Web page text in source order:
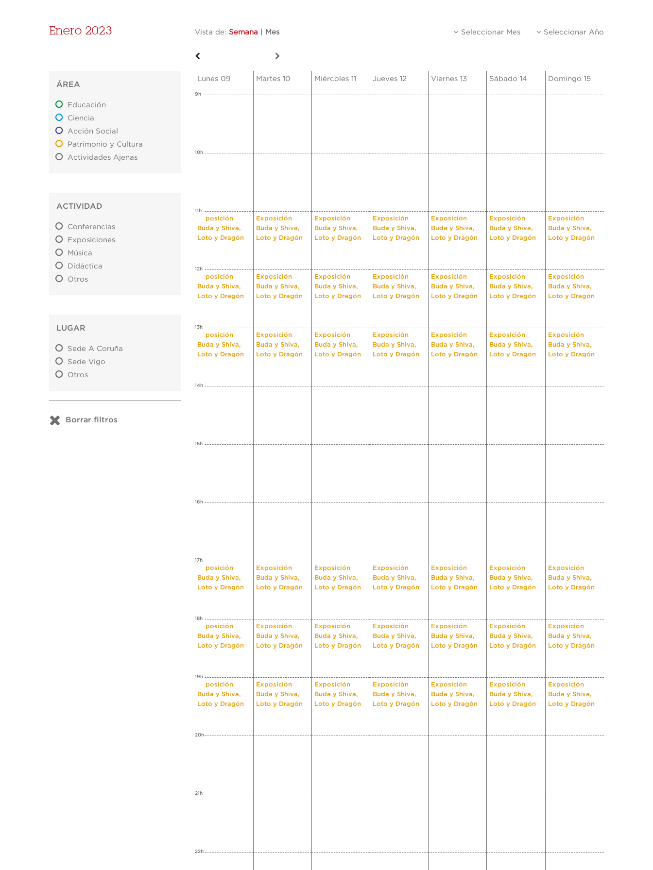
Enero 2023 Vista de: Semana Mes Seleccionar Mes Seleccionar Año
ÁREA
Educación
Ciencia
Acción Social
Patrimonio y Cultura
Actividades Ajenas
ACTIVIDAD
Conferencias
Exposiciones
Música
Didáctica
Otros
LUGAR
Sede A Coruña
Sede Vigo
Otros
Borrar filtros
Lunes 09 Martes 10 Miércoles 11 Jueves 12 Viernes 13 Sábado 14 Domingo 15
9h
10h
11h
Exposición
Buda y Shiva,
Loto y Dragón
Exposición
Buda y Shiva,
Loto y Dragón
Exposición
Buda y Shiva,
Loto y Dragón
Exposición
Buda y Shiva,
Loto y Dragón
Exposición
Buda y Shiva,
Loto y Dragón
Exposición
Buda y Shiva,
Loto y Dragón
Exposición
Buda y Shiva,
Loto y Dragón
12h
Exposición
Buda y Shiva,
Loto y Dragón
Exposición
Buda y Shiva,
Loto y Dragón
Exposición
Buda y Shiva,
Loto y Dragón
Exposición
Buda y Shiva,
Loto y Dragón
Exposición
Buda y Shiva,
Loto y Dragón
Exposición
Buda y Shiva,
Loto y Dragón
Exposición
Buda y Shiva,
Loto y Dragón
13h
Exposición
Buda y Shiva,
Loto y Dragón
Exposición
Buda y Shiva,
Loto y Dragón
Exposición
Buda y Shiva,
Loto y Dragón
Exposición
Buda y Shiva,
Loto y Dragón
Exposición
Buda y Shiva,
Loto y Dragón
Exposición
Buda y Shiva,
Loto y Dragón
Exposición
Buda y Shiva,
Loto y Dragón
14h
15h
16h
17h
Exposición
Buda y Shiva,
Loto y Dragón
Exposición
Buda y Shiva,
Loto y Dragón
Exposición
Buda y Shiva,
Loto y Dragón
Exposición
Buda y Shiva,
Loto y Dragón
Exposición
Buda y Shiva,
Loto y Dragón
Exposición
Buda y Shiva,
Loto y Dragón
Exposición
Buda y Shiva,
Loto y Dragón
18h
Exposición
Buda y Shiva,
Loto y Dragón
Exposición
Buda y Shiva,
Loto y Dragón
Exposición
Buda y Shiva,
Loto y Dragón
Exposición
Buda y Shiva,
Loto y Dragón
Exposición
Buda y Shiva,
Loto y Dragón
Exposición
Buda y Shiva,
Loto y Dragón
Exposición
Buda y Shiva,
Loto y Dragón
19h
Exposición
Buda y Shiva,
Loto y Dragón
Exposición
Buda y Shiva,
Loto y Dragón
Exposición
Buda y Shiva,
Loto y Dragón
Exposición
Buda y Shiva,
Loto y Dragón
Exposición
Buda y Shiva,
Loto y Dragón
Exposición
Buda y Shiva,
Loto y Dragón
Exposición
Buda y Shiva,
Loto y Dragón
20h
21h
22h